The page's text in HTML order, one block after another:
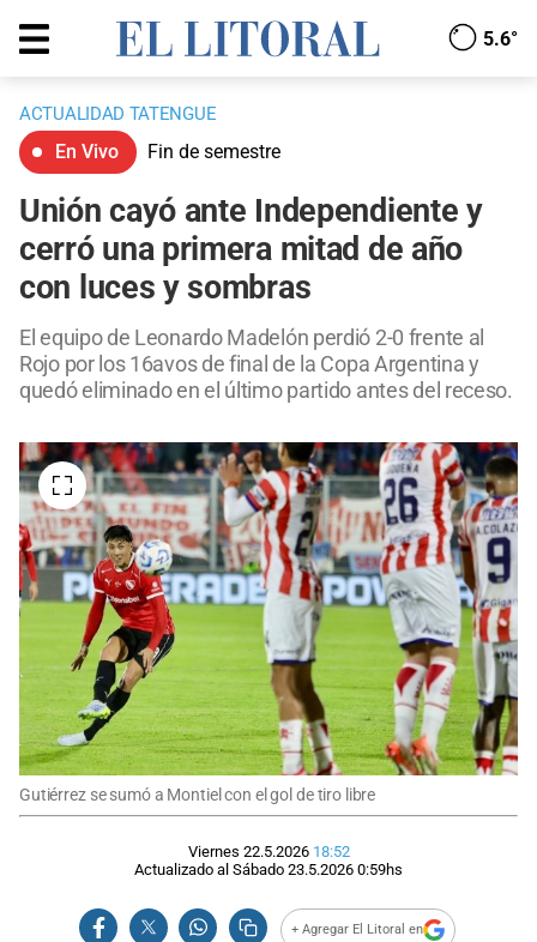
5.6°
ACTUALIDAD TATENGUE
En Vivo Fin de semestre
Unión cayó ante Independiente y
cerró una primera mitad de año
con luces y sombras
El equipo de Leonardo Madelón perdió 2-0 frente al
Rojo por los 16avos de final de la Copa Argentina y
quedó eliminado en el último partido antes del receso.
Gutiérrez se sumó a Montiel con el gol de tiro libre
Viernes 22.5.2026 18:52
Actualizado al Sábado 23.5.2026 0:59hs
+ Agregar El Litoral en